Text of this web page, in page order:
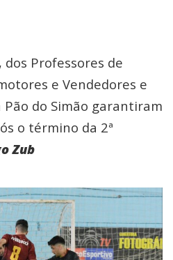
dos Professores de
e Vendedores e
do Simão garantiram
o término da 2ª
Zub